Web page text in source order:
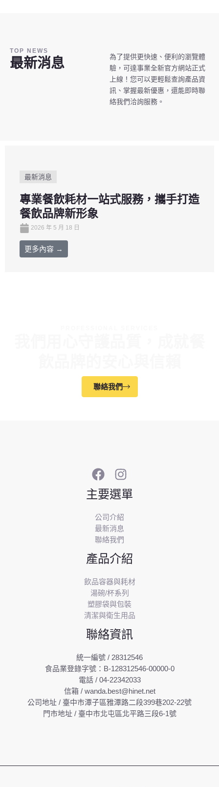
TOP NEWS
最新消息
為了提供更快速、便利的瀏覽體
驗，可達事業全新官方網站正式
上線！您可以更輕鬆查詢產品資
訊、掌握最新優惠，還能即時聯
絡我們洽詢服務。
最新消息
專業餐飲耗材一站式服務，攜手打造
餐飲品牌新形象
2026 年 5 月 18 日
更多內容 →
聯絡我們
主要選單
公司介紹
最新消息
聯絡我們
產品介紹
飲品容器與耗材
湯碗/杯系列
塑膠袋與包裝
清潔與衛生用品
聯絡資訊
統一編號 / 28312546
食品業登錄字號：B-128312546-00000-0
電話 / 04-22342033
信箱 / wanda.best@hinet.net
公司地址 / 臺中市潭子區雅潭路二段399巷202-22號
門市地址 / 臺中市北屯區北平路三段6-1號